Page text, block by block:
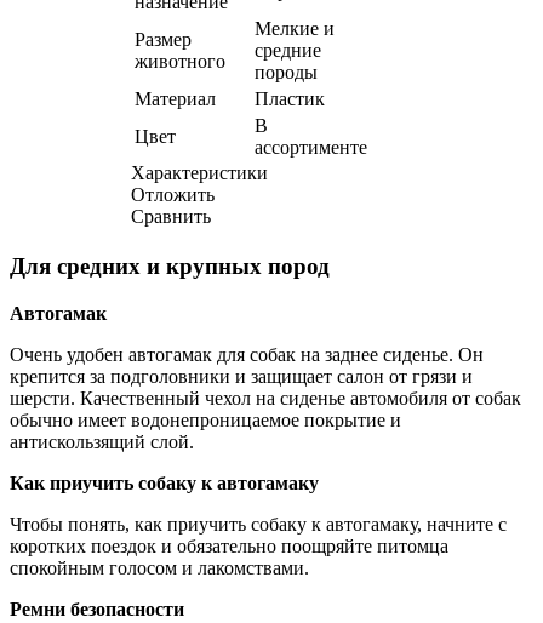
Размер
животного
Мелкие и
средние
породы
Материал
Пластик
Цвет
В
ассортименте
Характеристики
Отложить
Сравнить
Для средних и крупных пород
Автогамак
Очень удобен автогамак для собак на заднее сиденье. Он
крепится за подголовники и защищает салон от грязи и
шерсти. Качественный чехол на сиденье автомобиля от собак
обычно имеет водонепроницаемое покрытие и
антискользящий слой.
Как приучить собаку к автогамаку
Чтобы понять, как приучить собаку к автогамаку, начните с
коротких поездок и обязательно поощряйте питомца
спокойным голосом и лакомствами.
Ремни безопасности